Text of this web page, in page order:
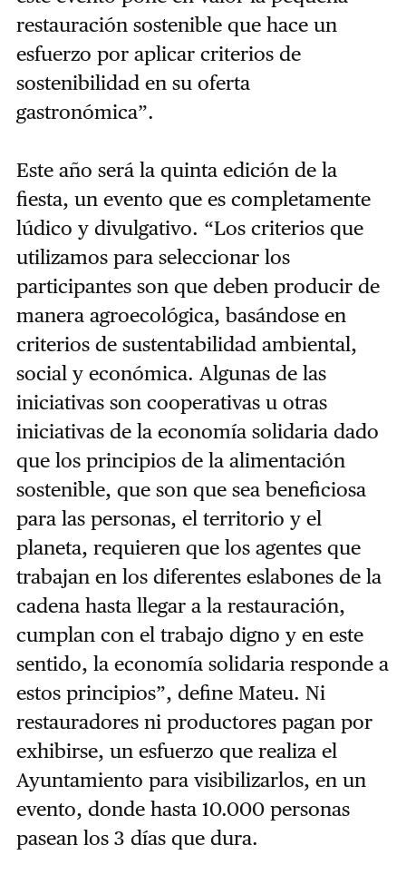
restauración sostenible que hace un
esfuerzo por aplicar criterios de
sostenibilidad en su oferta
gastronómica”.
Este año será la quinta edición de la
fiesta, un evento que es completamente
lúdico y divulgativo. “Los criterios que
utilizamos para seleccionar los
participantes son que deben producir de
manera agroecológica, basándose en
criterios de sustentabilidad ambiental,
social y económica. Algunas de las
iniciativas son cooperativas u otras
iniciativas de la economía solidaria dado
que los principios de la alimentación
sostenible, que son que sea beneficiosa
para las personas, el territorio y el
planeta, requieren que los agentes que
trabajan en los diferentes eslabones de la
cadena hasta llegar a la restauración,
cumplan con el trabajo digno y en este
sentido, la economía solidaria responde a
estos principios”, define Mateu. Ni
restauradores ni productores pagan por
exhibirse, un esfuerzo que realiza el
Ayuntamiento para visibilizarlos, en un
evento, donde hasta 10.000 personas
pasean los 3 días que dura.